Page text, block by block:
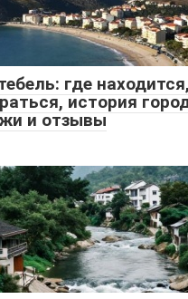
где
история
и отзывы